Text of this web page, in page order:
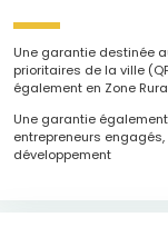
Une garantie destinée
prioritaires de la ville
également en Zone
Une garantie
entrepreneurs
développement